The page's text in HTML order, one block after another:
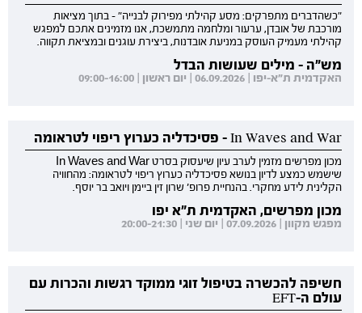
"כשהדברים מתפרקים: מסע קהילתי מפירוק לבנייה" - בתוך מציאות
מורכבת של אובדן, ערעור ומלחמה מתמשכת, אנו מזמינים אתכם למפגש
קהילתי מעמיק העוסק במניעת אובדנות, ביצירת עוגנים ובמציאת תקווה.
מש"ה - מילים שעושות הבדל
האקדמית ת"א-יפו | 06.09.2026 | יום ראשון | 09:00-16:00
In Waves and War - פסיכדליה כערוץ ריפוי לטראומה
מכון מפרשים מזמין לערב עיון שיעסוק בסרט In Waves and War
שישמש כמצע לדיון בנושא פסיכדליה כערוץ ריפוי לטראומה: מהחוויה
הקלינית לידע מחקרי. בהנחיית פרופ' שרון זין ביימן ויואב בר יוסף.
מכון מפרשים, האקדמית ת"א יפו
מפגש מקוון | 07.09.2026 | יום שני | 20:00-21:30
חשיפה להכשרה בטיפול זוגי ממוקד רגשות והכרות עם
עולם ה-EFT